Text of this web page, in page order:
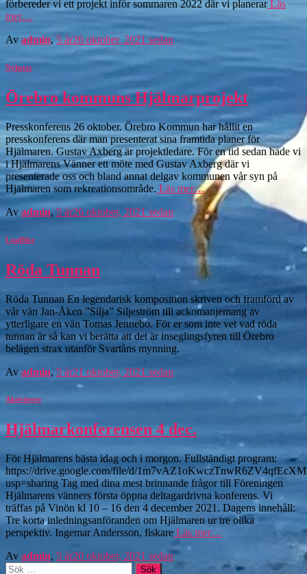
förbereder vi ett projekt inför sommaren 2022 där vi planerarLäs
mer…
Av admin,5 år26 oktober, 2021 sedan
Nyheter
Örebro kommuns Hjälmarprojekt
Presskonferens 26 oktober. Örebro Kommun har hållit en
presskonferens där man presenterat sina framtida planer för
Hjälmaren. Gustav Axberg är projektledare. För en tid sedan hade vi
i Hjälmarens Vänner ett möte med Gustav Axberg där vi
presenterade oss och bland annat delgav kommunen vår syn på
Hjälmaren som rekreationsområde. Läs mer…
Av admin,5 år26 oktober, 2021sedan
Ljudfiler
Röda Tunnan
Röda Tunnan En legendarisk komposition skriven och framförd av
vår vän Jan-Åken ”Silja” Siljeström till ackomanjemang av
ytterligare en vän Tomas Jennebo. För er som inte vet vad röda
tunnan är så kan vi berätta att det är inseglingsfyren till Örebro
belägen strax utanför Svartåns mynning.
Av admin, 5 år21 oktober, 2021 sedan
Aktiviteter
Hjälmarkonferensen 4 dec.
För Hjälmarens bästa idag och i morgon. Fullständigt program:
https://drive.google.com/file/d/
usp=sharing Tag med dina mest brinnande frågor till Föreningen
Hjälmarens vänners första öppna deltagardrivna konferens. Vi
träffas på Vinön kl 10 – 16 den 4 december 2021. Dagens innehåll:
Tre korta inledningsanföranden om Hjälmaren ur tre olika
perspektiv. Ingemar Andersson, fiskare Läs mer…
Av admin, 5 år20 oktober, 2021 sedan
Sök